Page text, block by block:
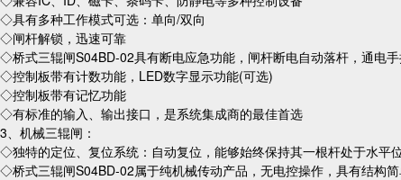
◇具有多种工作模式可选：单向/双向
◇闸杆解锁，迅速可靠
◇桥式三辊闸S04BD-02具有断电应急功能，闸杆断电自动落杆，通电
◇控制板带有计数功能，LED数字显示功能(可选)
◇控制板带有记忆功能
◇有标准的输入、输出接口，是系统集成商的最佳首选
3、机械三辊闸：
◇独特的定位、复位系统：自动复位，能够始终保持其一根杆处于水平
◇桥式三辊闸S04BD-02属于纯机械传动产品，无电控操作，具有结构